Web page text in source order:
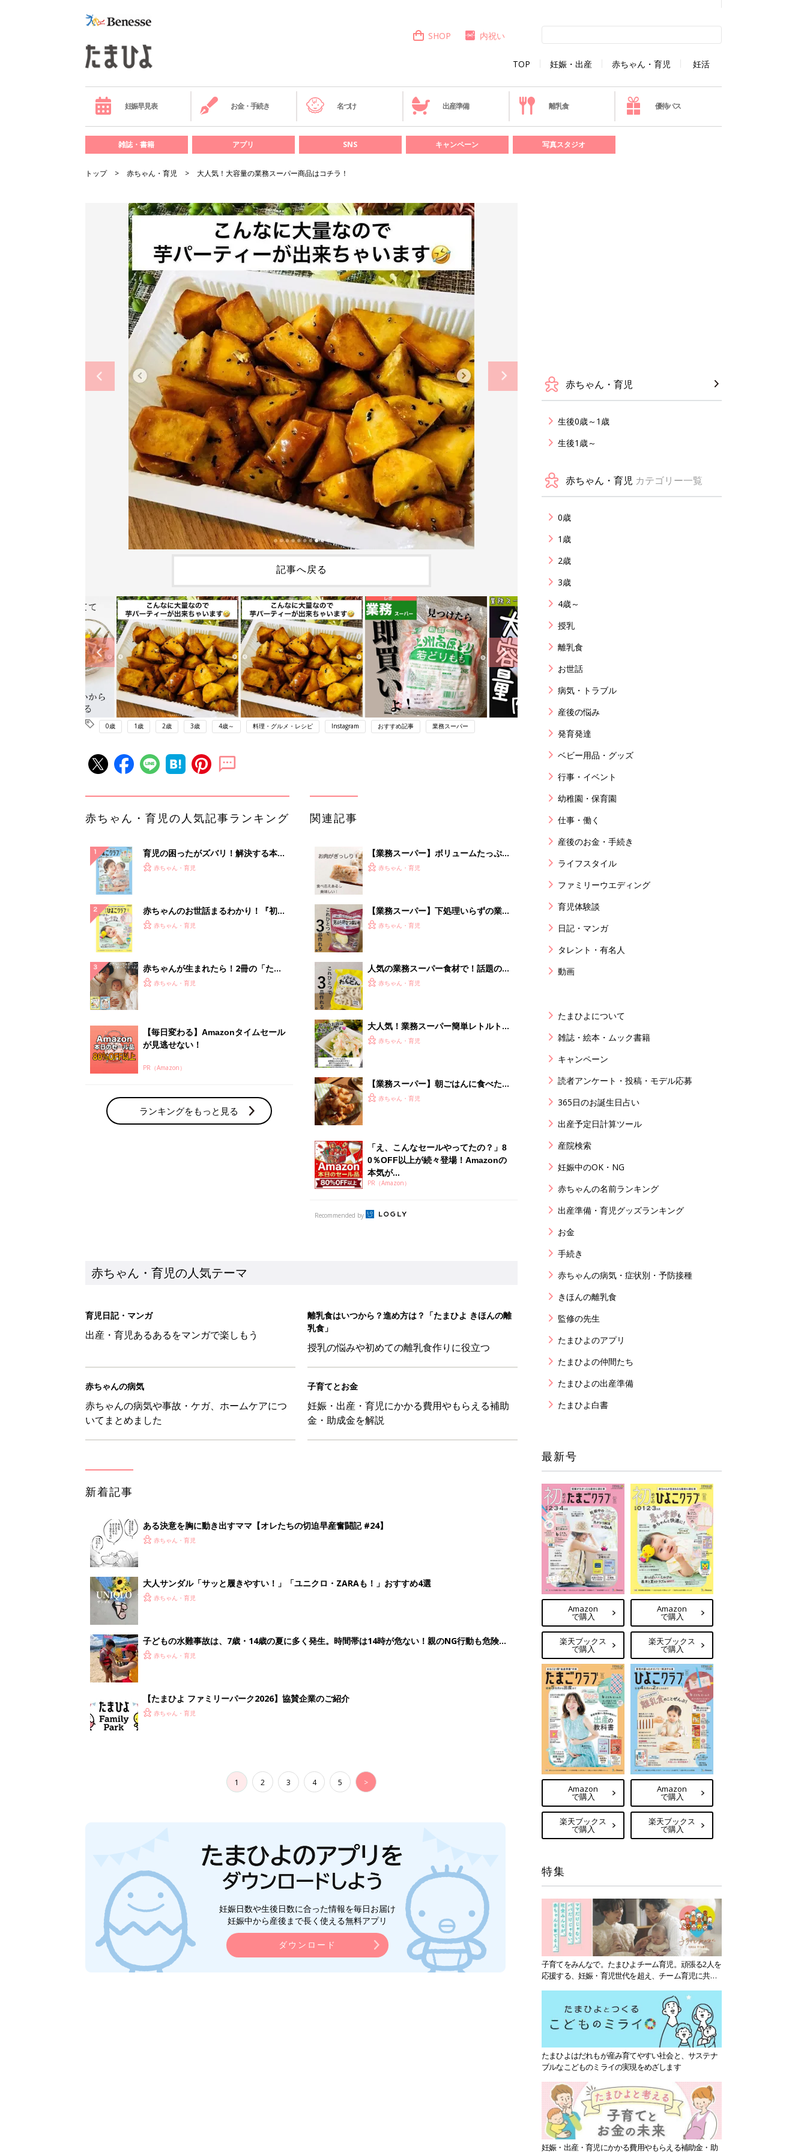
TOP 妊娠・出産 赤ちゃん・育児 妊活
SHOP 内祝い
妊娠早見表 お金・手続き 名づけ 出産準備 離乳食 優待パス
雑誌・書籍 アプリ SNS キャンペーン 写真スタジオ
トップ 赤ちゃん・育児 大人気！大容量の業務スーパー商品はコチラ！
記事へ戻る
0歳 1歳 2歳 3歳 4歳～ 料理・グルメ・レシピ Instagram おすすめ記事 業務スーパー
赤ちゃん・育児の人気記事ランキング
育児の困ったがズバリ！解決する本
『ひよこクラブ 夏号』 4カ月～2才
赤ちゃん・育児
赤ちゃんのお世話まるわかり！『初め
てのひよこクラブ 夏号』〈巻頭大特
赤ちゃん・育児
赤ちゃんが生まれたら！2冊の「たま
ひよ」
赤ちゃん・育児
【毎日変わる】Amazonタイムセール
が見逃せない！
PR（Amazon）
ランキングをもっと見る
関連記事
【業務スーパー】ボリュームたっぷり
お肉のおかずをプラス！
赤ちゃん・育児
【業務スーパー】下処理いらずの業ス
ー野菜で時短調理！
赤ちゃん・育児
人気の業務スーパー食材で！話題の時
短メニュー
赤ちゃん・育児
大人気！業務スーパー簡単レトルトお
すすめ品5選
赤ちゃん・育児
【業務スーパー】朝ごはんに食べたい
アレを指名買い！
赤ちゃん・育児
「え、こんなセールやってたの？」8
0％OFF以上が続々登場！Amazonの
本気が...
PR（Amazon）
Recommended by
赤ちゃん・育児の人気テーマ
育児日記・マンガ
出産・育児あるあるをマンガで楽しもう
離乳食はいつから？進め方は？「たまひよ きほんの離
乳食」
授乳の悩みや初めての離乳食作りに役立つ
赤ちゃんの病気
赤ちゃんの病気や事故・ケガ、ホームケアにつ
いてまとめました
子育てとお金
妊娠・出産・育児にかかる費用やもらえる補助
金・助成金を解説
新着記事
ある決意を胸に動き出すママ【オレたちの切迫早産奮闘記 #24】
赤ちゃん・育児
大人サンダル「サッと履きやすい！」「ユニクロ・ZARAも！」おすすめ4選
赤ちゃん・育児
子どもの水難事故は、7歳・14歳の夏に多く発生。時間帯は14時が危ない！親のNG行動も危険を
まねく【専門家】
赤ちゃん・育児
【たまひよ ファミリーパーク2026】協賛企業のご紹介
赤ちゃん・育児
1 2 3 4 5 >
妊娠日数や生後日数に合った情報を毎日お届け
妊娠中から産後まで長く使える無料アプリ
ダウンロード
赤ちゃん・育児
生後0歳～1歳
生後1歳～
赤ちゃん・育児 カテゴリー一覧
0歳
1歳
2歳
3歳
4歳～
授乳
離乳食
お世話
病気・トラブル
産後の悩み
発育発達
ベビー用品・グッズ
行事・イベント
幼稚園・保育園
仕事・働く
産後のお金・手続き
ライフスタイル
ファミリーウエディング
育児体験談
日記・マンガ
タレント・有名人
動画
たまひよについて
雑誌・絵本・ムック書籍
キャンペーン
読者アンケート・投稿・モデル応募
365日のお誕生日占い
出産予定日計算ツール
産院検索
妊娠中のOK・NG
赤ちゃんの名前ランキング
出産準備・育児グッズランキング
お金
手続き
赤ちゃんの病気・症状別・予防接種
きほんの離乳食
監修の先生
たまひよのアプリ
たまひよの仲間たち
たまひよの出産準備
たまひよ白書
最新号
Amazon
で購入
楽天ブックス
で購入
Amazon
で購入
楽天ブックス
で購入
Amazon
で購入
楽天ブックス
で購入
Amazon
で購入
楽天ブックス
で購入
特集
子育てをみんなで。たまひよチーム育児。頑張る2人を
応援する、妊娠・育児世代を超え、チーム育児に共感
たまひよはだれもが産み育てやすい社会と、サステナ
ブルなこどものミライの実現をめざします
妊娠・出産・育児にかかる費用やもらえる補助金・助